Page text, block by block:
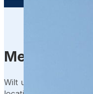
Meer weten
Wilt u inzicht in de